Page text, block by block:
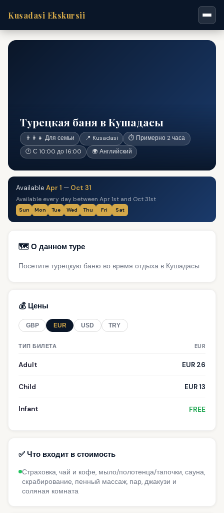
Kusadasi Ekskursii
Турецкая баня в Кушадасы
👨‍👩‍👧 Для семьи 📍 Kusadasi
⏱ Примерно 2 часа
🕐 С 10:00 до 16:00
🌍 Английский
Available Apr 1 — Oct 31
Available every day between Apr 1st and Oct 31st
Sun Mon Tue Wed Thu Fri Sat
🗺️ О данном туре
Посетите турецкую баню во время отдыха в Кушадасы
💰 Цены
GBP EUR USD TRY
ТИП БИЛЕТА EUR
Adult EUR 26
Child EUR 13
Infant FREE
✅ Что входит в стоимость
Страховка, чай и кофе, мыло/полотенца/тапочки, сауна,
скрабирование, пенный массаж, пар, джакузи и
соляная комната